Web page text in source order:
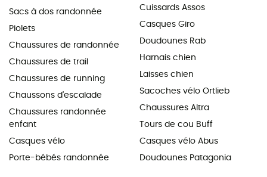
Sacs à dos randonnée
Piolets
Chaussures de randonnée
Chaussures de trail
Chaussures de running
Chaussons d'escalade
Chaussures randonnée
enfant
Casques vélo
Porte-bébés randonnée
Cuissards Assos
Casques Giro
Doudounes Rab
Harnais chien
Laisses chien
Sacoches vélo Ortlieb
Chaussures Altra
Tours de cou Buff
Casques vélo Abus
Doudounes Patagonia